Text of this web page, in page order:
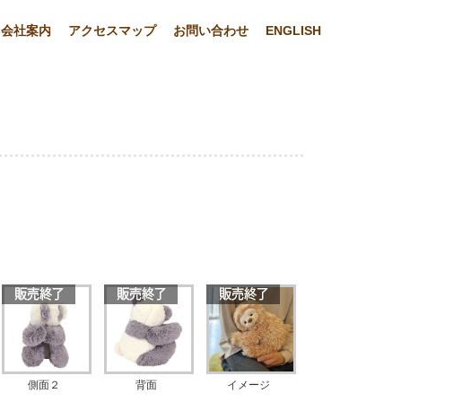
会社案内 アクセスマップ お問い合わせ ENGLISH
側面２ 背面 イメージ